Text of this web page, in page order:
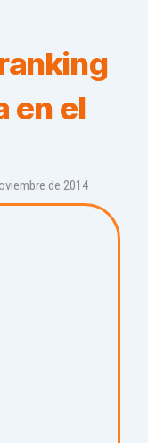
en el
de 2014